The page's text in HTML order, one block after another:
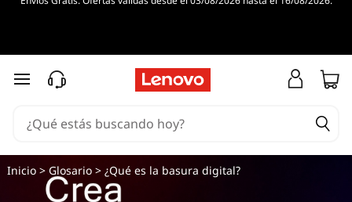
Ir al contenido principal
Inicio> Glosario> ¿Qué es la basura digital?